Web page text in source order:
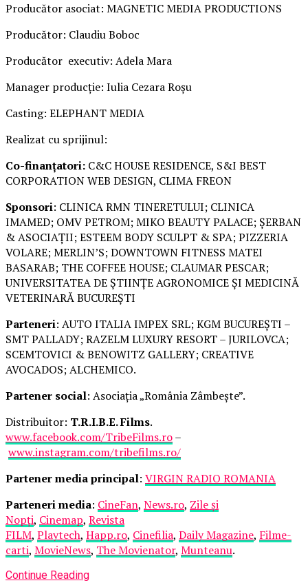
Producător asociat: MAGNETIC MEDIA PRODUCTIONS
Producător: Claudiu Boboc
Producător executiv: Adela Mara
Manager producție: Iulia Cezara Roșu
Casting: ELEPHANT MEDIA
Realizat cu sprijinul:
Co-finanțatori: C&C HOUSE RESIDENCE, S&I BEST
CORPORATION WEB DESIGN, CLIMA FREON
Sponsori: CLINICA RMN TINERETULUI; CLINICA
IMAMED; OMV PETROM; MIKO BEAUTY PALACE; ȘERBAN
& ASOCIAȚII; ESTEEM BODY SCULPT & SPA; PIZZERIA
VOLARE; MERLIN’S; DOWNTOWN FITNESS MATEI
BASARAB; THE COFFEE HOUSE; CLAUMAR PESCAR;
UNIVERSITATEA DE ȘTIINȚE AGRONOMICE ȘI MEDICINĂ
VETERINARĂ BUCUREȘTI
Parteneri: AUTO ITALIA IMPEX SRL; KGM BUCUREȘTI –
SMT PALLADY; RAZELM LUXURY RESORT – JURILOVCA;
SCEMTOVICI & BENOWITZ GALLERY; CREATIVE
AVOCADOS; ALCHEMICO.
Partener social: Asociația „România Zâmbește”.
Distribuitor: T.R.I.B.E. Films.
www.facebook.com/TribeFilms.ro–
www.instagram.com/tribefilms.ro/
Partener media principal: VIRGIN RADIO ROMANIA
Parteneri media: CineFan, News.ro, Zile și
Nopți, Cinemap, Revista
FILM, Playtech, Happ.ro, Cinefilia, Daily Magazine, Filme-
carti, MovieNews, The Movienator, Munteanu.
Continue Reading